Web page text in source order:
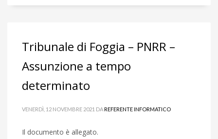
Tribunale di Foggia – PNRR –
Assunzione a tempo
determinato
VENERDÌ, 12 NOVEMBRE 2021 DAREFERENTE INFORMATICO
Il documento è allegato.